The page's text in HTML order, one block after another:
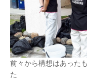
前々から構想はあった
た